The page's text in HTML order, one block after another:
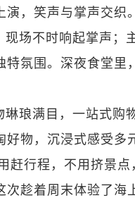
，笑声与掌声交织。
场不时响起掌声；
特氛围。深夜食堂
琅满目，一站式购
物，沉浸式感受多
赶行程，不用挤景
趁着周末体验了海